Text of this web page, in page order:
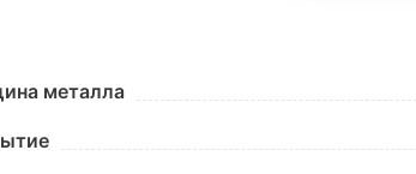
металла